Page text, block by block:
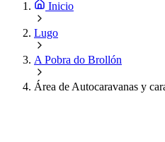
Inicio
Lugo
A Pobra do Brollón
Área de Autocaravanas y